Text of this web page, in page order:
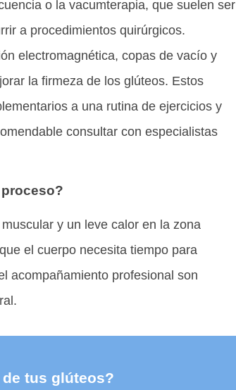
o la vacumterapia, que suelen ser
a procedimientos quirúrgicos.
electromagnética, copas de vacío y
la firmeza de los glúteos. Estos
a una rutina de ejercicios y
consultar con especialistas
y un leve calor en la zona
el cuerpo necesita tiempo para
acompañamiento profesional son
tus glúteos?